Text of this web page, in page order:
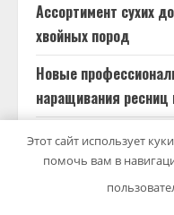
Ассортимент сухих
хвойных пород
Новые
наращивания
Принципы
данных
Производство и
Этот сайт использует
помочь вам в